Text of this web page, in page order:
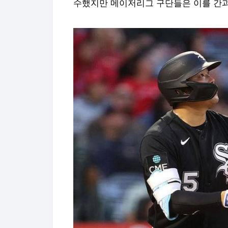
수했지만 메이저리그 구단들은 이를 간